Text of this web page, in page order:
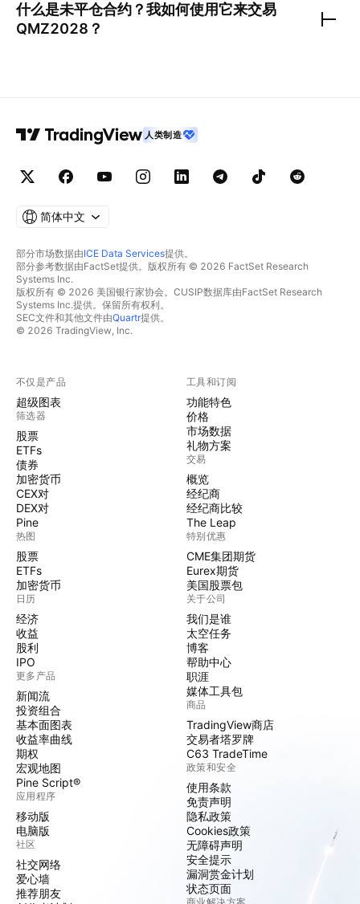
什么是未平仓合约？我如何使用它来交易
QMZ2028 ？
人类制造
简体中文
部分市场数据由ICE Data Services提供。
部分参考数据由FactSet提供。版权所有 © 2026 FactSet Research
Systems Inc.
版权所有 © 2026 美国银行家协会。CUSIP数据库由FactSet Research
Systems Inc.提供。保留所有权利。
SEC文件和其他文件由Quartr提供。
© 2026 TradingView, Inc.
不仅是产品
超级图表
筛选器
股票
ETFs
债券
加密货币
CEX对
DEX对
Pine
热图
股票
ETFs
加密货币
日历
经济
收益
股利
IPO
更多产品
新闻流
投资组合
基本面图表
收益率曲线
期权
宏观地图
Pine Script®
应用程序
移动版
电脑版
社区
社交网络
爱心墙
推荐朋友
工具和订阅
功能特色
价格
市场数据
礼物方案
交易
概览
经纪商
经纪商比较
The Leap
特别优惠
CME集团期货
Eurex期货
美国股票包
关于公司
我们是谁
太空任务
博客
帮助中心
职涯
媒体工具包
商品
TradingView商店
交易者塔罗牌
C63 TradeTime
政策和安全
使用条款
免责声明
隐私政策
Cookies政策
无障碍声明
安全提示
漏洞赏金计划
状态页面